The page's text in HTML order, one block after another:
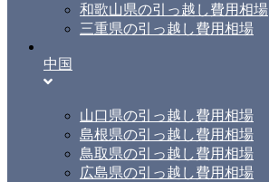
和歌山県の引っ越し費用相場
三重県の引っ越し費用相場
中国
山口県の引っ越し費用相場
島根県の引っ越し費用相場
鳥取県の引っ越し費用相場
広島県の引っ越し費用相場